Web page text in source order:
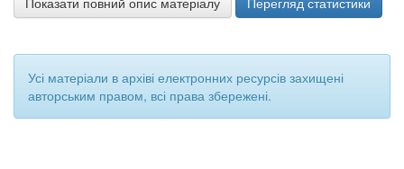
Усі матеріали в архіві електронних ресурсів захищені
авторським правом, всі права збережені.